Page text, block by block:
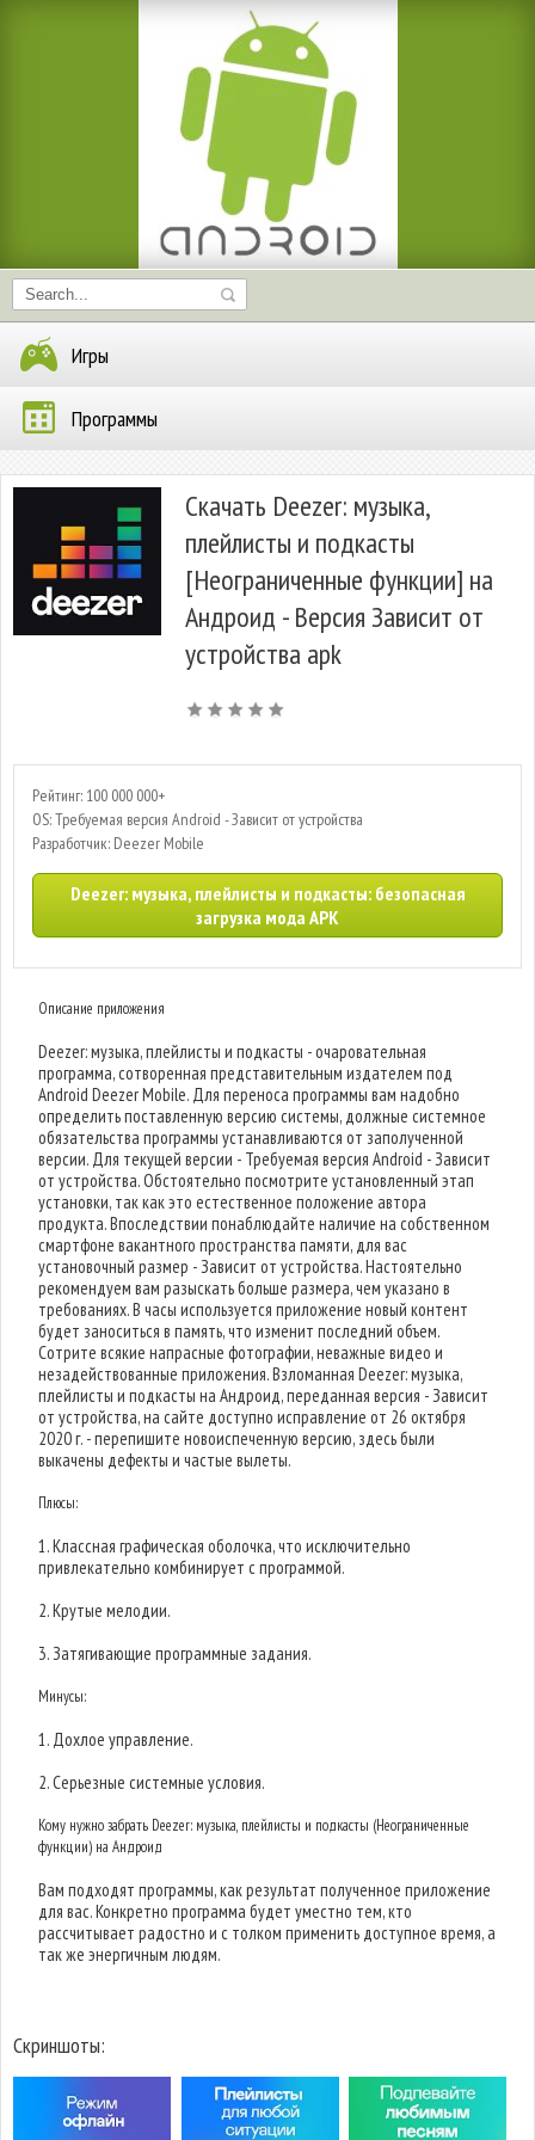
Игры
Программы
Скачать Deezer: музыка,
плейлисты и подкасты
[Неограниченные функции] на
Андроид - Версия Зависит от
устройства apk
Рейтинг: 100 000 000+
OS: Требуемая версия Android - Зависит от устройства
Разработчик: Deezer Mobile
Deezer: музыка, плейлисты и подкасты: безопасная
загрузка мода APK
Описание приложения
Deezer: музыка, плейлисты и подкасты - очаровательная
программа, сотворенная представительным издателем под
Android Deezer Mobile. Для переноса программы вам надобно
определить поставленную версию системы, должные системное
обязательства программы устанавливаются от заполученной
версии. Для текущей версии - Требуемая версия Android - Зависит
от устройства. Обстоятельно посмотрите установленный этап
установки, так как это естественное положение автора
продукта. Впоследствии понаблюдайте наличие на собственном
смартфоне вакантного пространства памяти, для вас
установочный размер - Зависит от устройства. Настоятельно
рекомендуем вам разыскать больше размера, чем указано в
требованиях. В часы используется приложение новый контент
будет заноситься в память, что изменит последний объем.
Сотрите всякие напрасные фотографии, неважные видео и
незадействованные приложения. Взломанная Deezer: музыка,
плейлисты и подкасты на Андроид, переданная версия - Зависит
от устройства, на сайте доступно исправление от 26 октября
2020 г. - перепишите новоиспеченную версию, здесь были
выкачены дефекты и частые вылеты.
Плюсы:
1. Классная графическая оболочка, что исключительно
привлекательно комбинирует с программой.
2. Крутые мелодии.
3. Затягивающие программные задания.
Минусы:
1. Дохлое управление.
2. Серьезные системные условия.
Кому нужно забрать Deezer: музыка, плейлисты и подкасты (Неограниченные
функции) на Андроид
Вам подходят программы, как результат полученное приложение
для вас. Конкретно программа будет уместно тем, кто
рассчитывает радостно и с толком применить доступное время, а
так же энергичным людям.
Скриншоты: